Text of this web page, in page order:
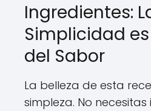
Ingredientes:
Simplicidad
del Sabor
La belleza de esta
simpleza. No